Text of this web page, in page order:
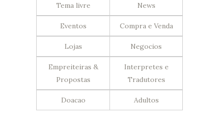
Tema livre News
Eventos Compra e Venda
Lojas Negocios
Empreiteiras &
Propostas
Interpretes e
Tradutores
Doacao Adultos